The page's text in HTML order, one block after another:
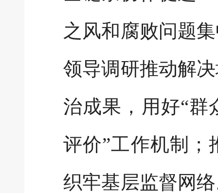
之风和腐败问题
领导调研推动解
治成果，用好“群
评价”工作机制；
织牢基层监督网